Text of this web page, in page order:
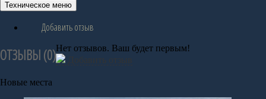
Техническое меню
Добавить отзыв
ОТЗЫВЫ (0)Нет отзывов. Ваш будет первым!
Новые места